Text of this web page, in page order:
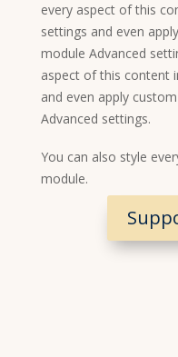
every aspect of this
settings and even
module Advanced
aspect of this content
and even apply
Advanced settings.
You can also style
module.